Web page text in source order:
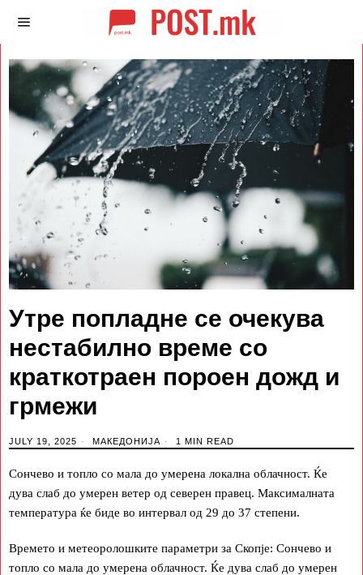
Утре попладне се очекува
нестабилно време со
краткотраен пороен дожд и
грмежи
JULY 19, 2025 МАКЕДОНИЈА 1 MIN READ
Сончево и топло со мала до умерена локална облачност. Ќе
дува слаб до умерен ветер од северен правец. Максималната
температура ќе биде во интервал од 29 до 37 степени.
Времето и метеоролошките параметри за Скопје: Сончево и
топло со мала до умерена облачност. Ќе дува слаб до умерен